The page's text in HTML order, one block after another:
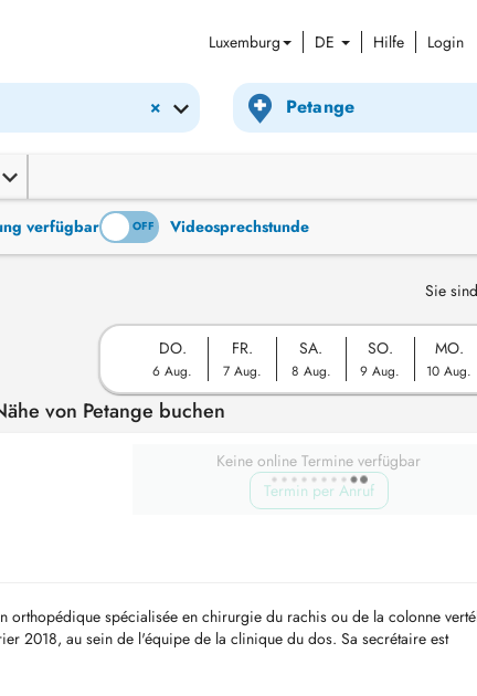
Luxemburg DE Hilfe Login
×
verfügbar
ON OFF Videosprechstunde
Sie
DO.
6 Aug.
FR.
7 Aug.
SA.
8 Aug.
SO.
9 Aug.
MO.
10 Aug.
von Petange buchen
Keine online Termine verfügbar
Termin per Anruf
orthopédique spécialisée en chirurgie du rachis ou de la colonne
2018, au sein de l'équipe de la clinique du dos. Sa secrétaire est